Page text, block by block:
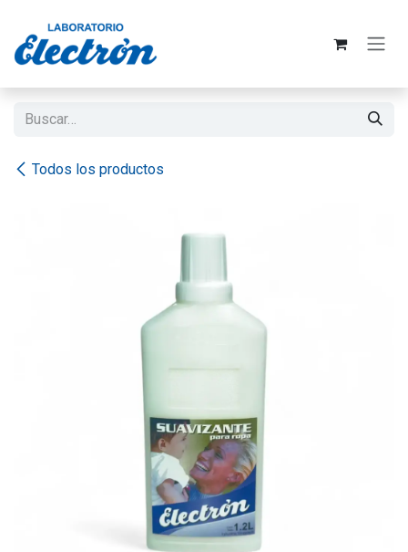
Todos los productos